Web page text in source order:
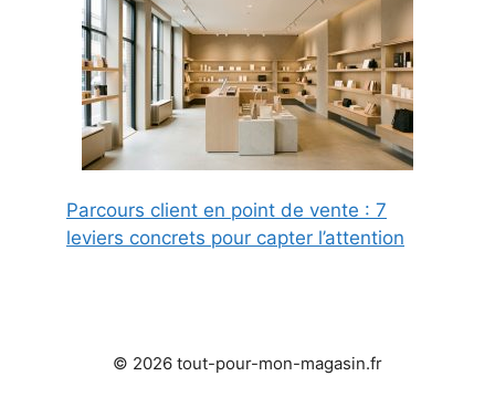
Parcours client en point de vente : 7
leviers concrets pour capter l’attention
© 2026 tout-pour-mon-magasin.fr